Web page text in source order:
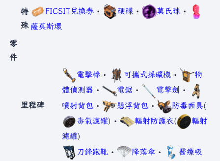
特
殊
FICSIT兌換券 • 硬碟 • 莫氏球 •
薩莫斯環
零
件
里程碑
電擊棒 • 可攜式採礦機 •
物
體偵測器 • 電鋸 • 電擊劍
•
噴射背包 • 懸浮背包 • 防毒面具(
毒氣濾罐) • 輻射防護衣(
輻射
濾罐)
刀鋒跑靴 • 降落傘 •
醫療吸